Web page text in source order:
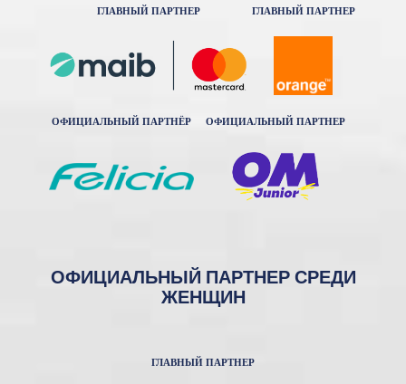
ГЛАВНЫЙ ПАРТНЕР ГЛАВНЫЙ ПАРТНЕР
ОФИЦИАЛЬНЫЙ ПАРТНЁР ОФИЦИАЛЬНЫЙ ПАРТНЕР
ОФИЦИАЛЬНЫЙ ПАРТНЕР СРЕДИ
ЖЕНЩИН
ГЛАВНЫЙ ПАРТНЕР